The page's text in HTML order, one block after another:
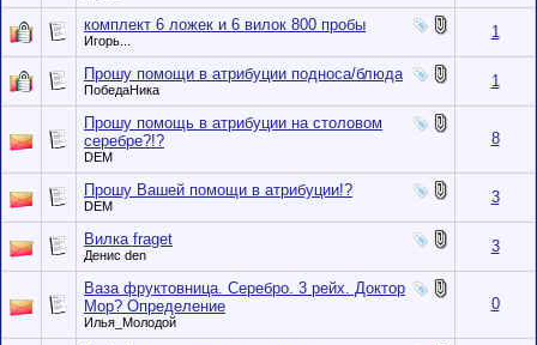
комплект 6 ложек и 6 вилок 800 пробы
Игорь... 1
Прошу помощи в атрибуции подноса/блюда
ПобедаНика 1
Прошу помощь в атрибуции на столовом
серебре?!?
DEM
8
Прошу Вашей помощи в атрибуции!?
DEM 3
Вилка fraget
Денис den 3
Ваза фруктовница. Серебро. 3 рейх. Доктор
Мор? Определение
Илья_Молодой
0